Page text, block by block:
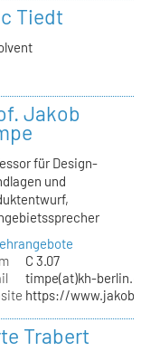
Tiedt
Jakob
für Design-
und
C 3.07
timpe(at)kh-
https://
Trabert